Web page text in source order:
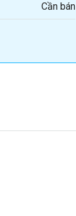
Cần bán